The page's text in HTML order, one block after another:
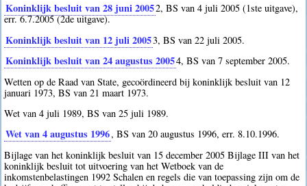
Koninklijk besluit van 28 juni 20052, BS van 4 juli 2005 (1ste uitgave),
err. 6.7.2005 (2de uitgave).
Koninklijk besluit van 12 juli 20053, BS van 22 juli 2005.
Koninklijk besluit van 24 augustus 20054, BS van 7 september 2005.
Wetten op de Raad van State, gecoördineerd bij koninklijk besluit van 12
januari 1973, BS van 21 maart 1973.
Wet van 4 juli 1989, BS van 25 juli 1989.
Wet van 4 augustus 1996, BS van 20 augustus 1996, err. 8.10.1996.
Bijlage van het koninklijk besluit van 15 december 2005 Bijlage III van het
koninklijk besluit tot uitvoering van het Wetboek van de
inkomstenbelastingen 1992 Schalen en regels die van toepassing zijn om de